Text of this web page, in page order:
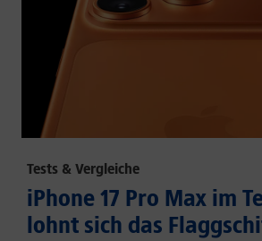
Tests & Vergleiche
iPhone 17 Pro Max im
lohnt sich das